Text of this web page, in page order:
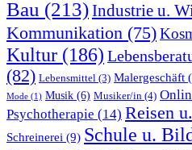
Bau (213)Industrie u.
Kommunikation (75)
Kultur (186)
(82) Lebensmittel (3) Malergeschäft
Mode (1) Musik (6) Musiker/in (4)
Psychotherapie (14) Reisen
Schreinerei (9) Schule u.